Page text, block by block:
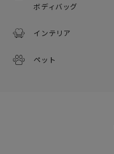
ボディバッグ
インテリア
ペット